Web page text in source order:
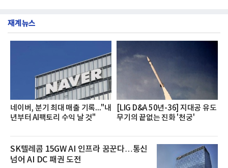
서도
영지원부 홍보팀과 2026년 새로이(e)＊가 공동 주관
세대들로(과장~계장) 구성된 자율 참여조직으로, 조
직문화 혁신과 업무 효율성 향상을 위한 다양한 활동
을 추진하며,새로운 변화와 이로운 영향력을 조직전
반에 전파하는 역할
재계뉴스
네이버, 분기 최대 매출 기록..."내
년부터 AI팩토리 수익 날 것"
[LIG D&A 50년-36] 지대공 유도
무기의 끝없는 진화 '천궁'
SK텔레콤 15GW AI 인프라 꿈꾼다…통신
넘어 AI DC 패권 도전